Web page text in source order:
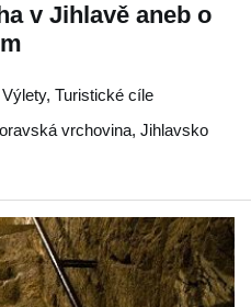
v Jihlavě aneb o
Turistické cíle
vrchovina, Jihlavsko